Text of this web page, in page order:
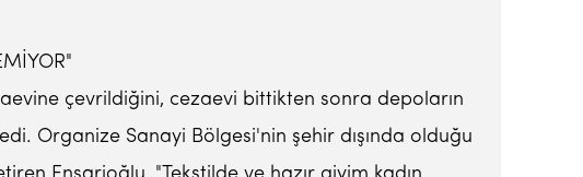
çevrildiğini, cezaevi bittikten sonra depoların
Organize Sanayi Bölgesi'nin şehir dışında olduğu